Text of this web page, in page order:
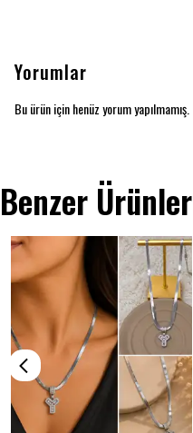
Yorumlar
Bu ürün için henüz yorum yapılmamış.
Benzer Ürünler